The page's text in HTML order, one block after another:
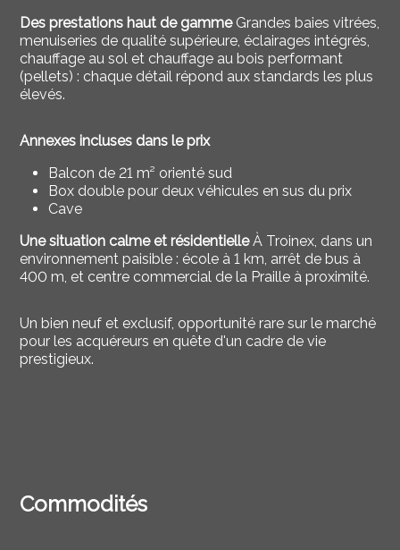
Des prestations haut de gammeGrandes baies vitrées,
menuiseries de qualité supérieure, éclairages intégrés,
chauffage au sol et chauffage au bois performant
(pellets) : chaque détail répond aux standards les plus
élevés.
Annexes incluses dans le prix
Balcon de 21 m² orienté sud
Box double pour deux véhicules en sus du prix
Cave
Une situation calme et résidentielleÀ Troinex, dans un
environnement paisible : école à 1 km, arrêt de bus à
400 m, et centre commercial de la Praille à proximité.
Un bien neuf et exclusif, opportunité rare sur le marché
pour les acquéreurs en quête d'un cadre de vie
prestigieux.
Commodités